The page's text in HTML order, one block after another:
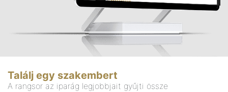
Találj egy szakembert
A rangsor az iparág legjobbjait gyűjti össze